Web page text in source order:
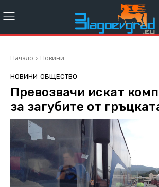
Начало Новини
НОВИНИ ОБЩЕСТВО
Прeвозвачи искат
за загубите от